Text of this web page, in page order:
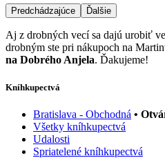
Predchádzajúce Ďalšie
Aj z drobných vecí sa dajú urobiť
drobným ste pri nákupoch na
na Dobrého Anjela. Ďakujeme!
Kníhkupectvá
Bratislava - Obchodná •
Všetky kníhkupectvá
Udalosti
Spriatelené kníhkupectvá